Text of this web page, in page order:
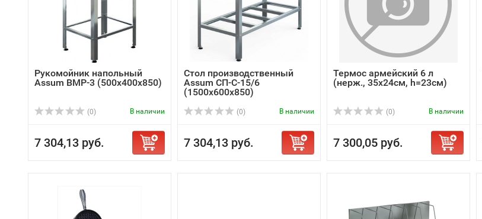
Рукомойник напольный
Assum ВМР-3 (500х400х850)
(0) В наличии
7 304,13 руб.
Стол производственный
Assum СП-С-15/6
(1500х600х850)
(0) В наличии
7 304,13 руб.
Термос армейский 6 л
(нерж., 35х24cм, h=23cм)
(0) В наличии
7 300,05 руб.